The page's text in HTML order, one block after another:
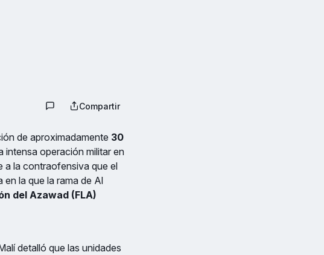
Compartir
de aproximadamente 30
intensa operación militar en
a la contraofensiva que el
en la que la rama de Al
del Azawad (FLA)
detalló que las unidades